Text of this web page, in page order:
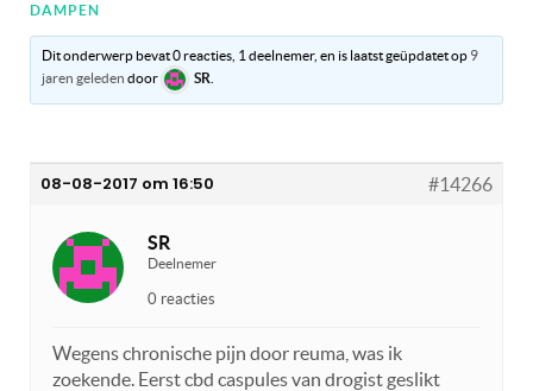
DAMPEN
Dit onderwerp bevat 0 reacties, 1 deelnemer, en is laatst geüpdatet op 9
jaren geleden door SR
08-08-2017 om 16:50 #14266
SR
Deelnemer
0 reacties
Wegens chronische pijn door reuma, was ik
zoekende. Eerst cbd caspules van drogist geslikt